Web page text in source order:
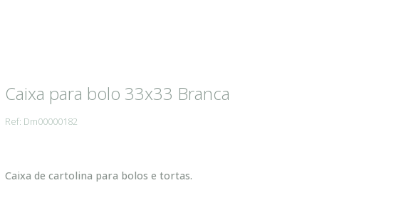
Caixa para bolo 33x33 Branca
Ref: Dm00000182
Caixa de cartolina para bolos e tortas.